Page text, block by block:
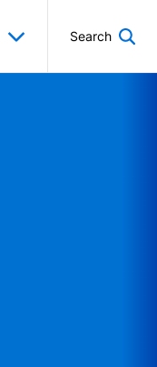
Search